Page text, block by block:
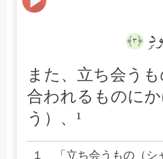
﴿٣﴾
また、立ち会う
合われるものに
う）、¹